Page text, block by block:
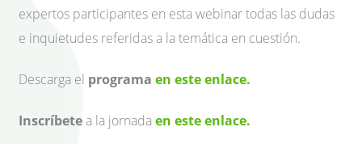
expertos participantes en esta webinar todas las dudas
e inquietudes referidas a la temática en cuestión.
Descarga el programa en este enlace.
Inscríbetea la jornada en este enlace.